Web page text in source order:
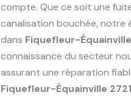
compte. Que ce soit une
canalisation bouchée,
dans Fiquefleur-
connaissance du secteur
assurant une réparation
Fiquefleur-Équainville